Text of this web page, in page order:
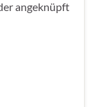
angeknüpft